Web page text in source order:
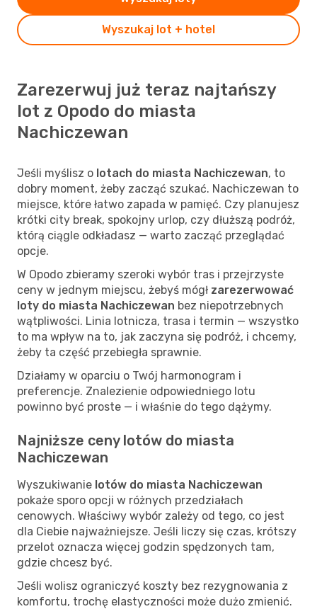
Wyszukaj lot + hotel
Zarezerwuj już teraz najtańszy
lot z Opodo do miasta
Nachiczewan
Jeśli myślisz o lotach do miasta Nachiczewan, to
dobry moment, żeby zacząć szukać. Nachiczewan to
miejsce, które łatwo zapada w pamięć. Czy planujesz
krótki city break, spokojny urlop, czy dłuższą podróż,
którą ciągle odkładasz — warto zacząć przeglądać
opcje.
W Opodo zbieramy szeroki wybór tras i przejrzyste
ceny w jednym miejscu, żebyś mógł zarezerwować
loty do miasta Nachiczewan bez niepotrzebnych
wątpliwości. Linia lotnicza, trasa i termin — wszystko
to ma wpływ na to, jak zaczyna się podróż, i chcemy,
żeby ta część przebiegła sprawnie.
Działamy w oparciu o Twój harmonogram i
preferencje. Znalezienie odpowiedniego lotu
powinno być proste — i właśnie do tego dążymy.
Najniższe ceny lotów do miasta
Nachiczewan
Wyszukiwanie lotów do miasta Nachiczewan
pokaże sporo opcji w różnych przedziałach
cenowych. Właściwy wybór zależy od tego, co jest
dla Ciebie najważniejsze. Jeśli liczy się czas, krótszy
przelot oznacza więcej godzin spędzonych tam,
gdzie chcesz być.
Jeśli wolisz ograniczyć koszty bez rezygnowania z
komfortu, trochę elastyczności może dużo zmienić.